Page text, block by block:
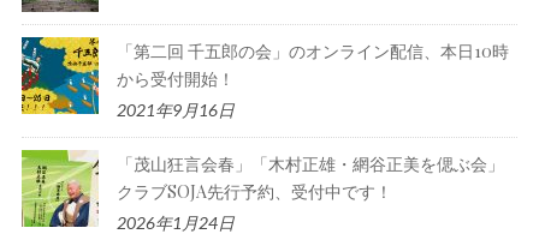
「第二回 千五郎の会」のオンライン配信、本日10時
から受付開始！
2021年9月16日
「茂山狂言会春」「木村正雄・網谷正美を偲ぶ会」
クラブSOJA先行予約、受付中です！
2026年1月24日